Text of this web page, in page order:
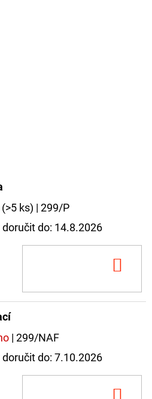
(>5 ks) | 299/P
do: 14.8.2026
| 299/NAF
do: 7.10.2026